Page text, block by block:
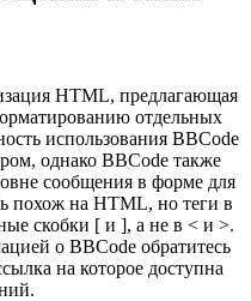
HTML, предлагающая
отдельных
использования BBCode
однако BBCode также
сообщения в форме для
похож на HTML, но теги в
скобки [ и ], а не в < и >.
о BBCode обратитесь
на которое доступна